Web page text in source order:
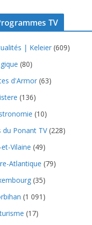
TV
| Keleier (609)
(80)
d'Armor (63)
(136)
(10)
du Ponant TV(228)
Vilaine (49)
Atlantique (79)
(35)
(1 091)
(17)